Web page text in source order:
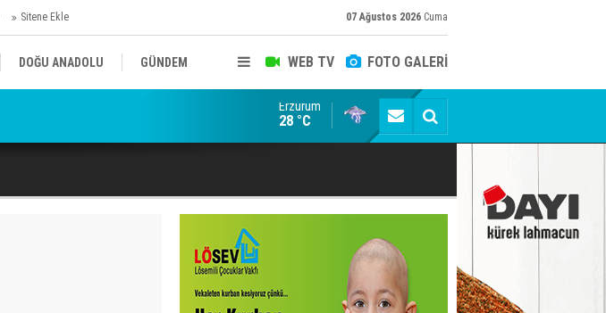
Sitene Ekle 07 Ağustos 2026 Cuma
WEB TV FOTO GALERİ
DOĞU ANADOLU GÜNDEM
Cumhurbaşkanı Erdoğan talimatı verdi! AK Parti 81
Erzurum
28 °C